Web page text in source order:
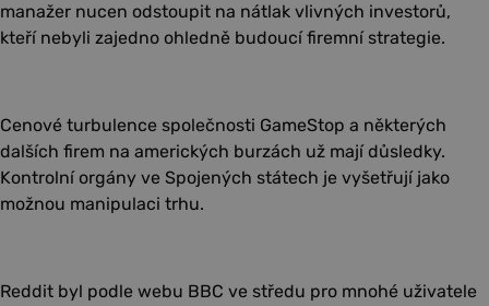
manažer nucen odstoupit na nátlak vlivných investorů,
kteří nebyli zajedno ohledně budoucí firemní strategie.
Cenové turbulence společnosti GameStop a některých
dalších firem na amerických burzách už mají důsledky.
Kontrolní orgány ve Spojených státech je vyšetřují jako
možnou manipulaci trhu.
Reddit byl podle webu BBC ve středu pro mnohé uživatele